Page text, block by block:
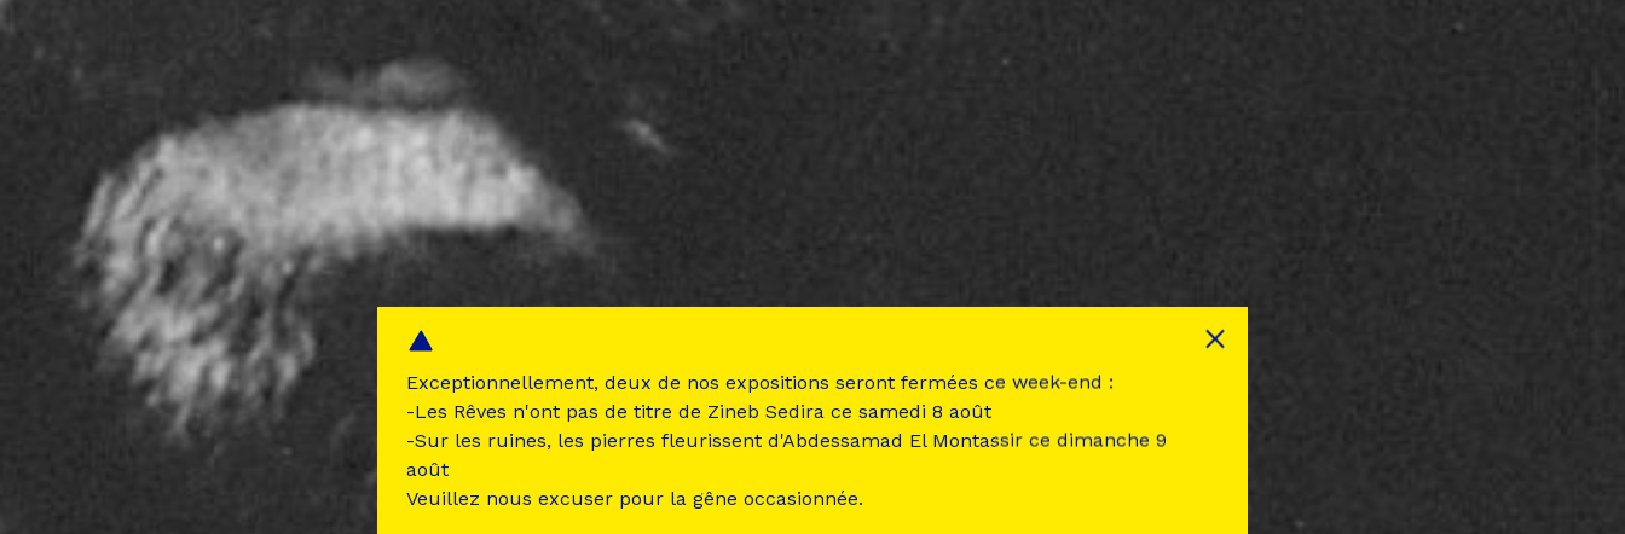
Exceptionnellement, deux de nos expositions seront fermées ce week-end :
-Les Rêves n'ont pas de titre de Zineb Sedira ce samedi 8 août
-Sur les ruines, les pierres fleurissent d'Abdessamad El Montassir ce dimanche 9
août
Veuillez nous excuser pour la gêne occasionnée.